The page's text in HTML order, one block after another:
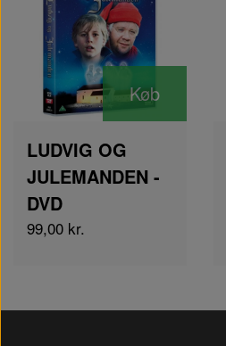
Køb
LUDVIG OG
JULEMANDEN -
DVD
99,00 kr.